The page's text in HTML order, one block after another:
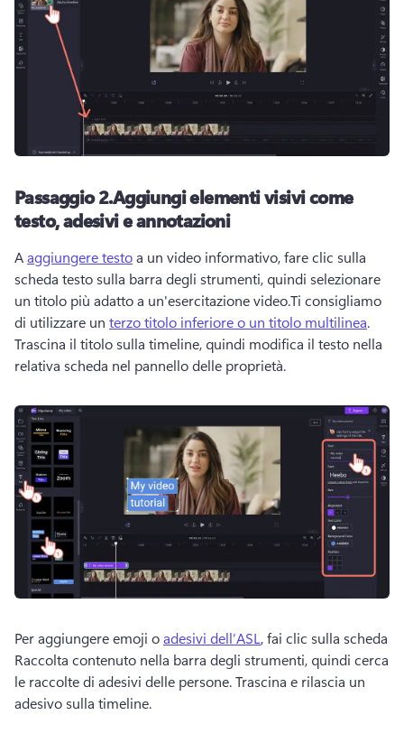
Passaggio 2.Aggiungi elementi visivi come
testo, adesivi e annotazioni
A aggiungere testo a un video informativo, fare clic sulla
scheda testo sulla barra degli strumenti, quindi selezionare
un titolo più adatto a un'esercitazione video.Ti consigliamo
di utilizzare un terzo titolo inferiore o un titolo multilinea
Trascina il titolo sulla timeline, quindi modifica il testo nella
relativa scheda nel pannello delle proprietà.
Per aggiungere emoji o adesivi dell’ASL, fai clic sulla scheda
Raccolta contenuto nella barra degli strumenti, quindi cerca
le raccolte di adesivi delle persone. Trascina e rilascia un
adesivo sulla timeline.